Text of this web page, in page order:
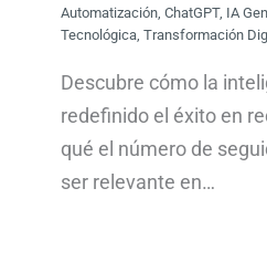
Automatización ,ChatGPT, IA
Tecnológica ,Transformación
Descubre cómo la
redefinido el éxito en
qué el número de
ser relevante en…